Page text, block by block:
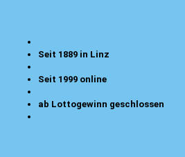
Seit 1889 in Linz
Seit 1999 online
ab Lottogewinn geschlossen